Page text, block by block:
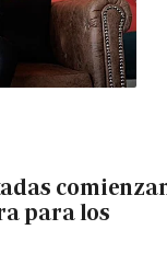
para los